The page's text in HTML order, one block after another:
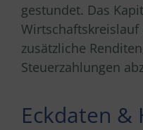
gestundet. Das
zusätzliche
Steuerzahlungen
Eckdaten &